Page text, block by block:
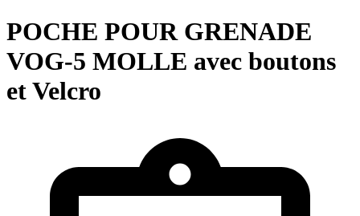
POCHE POUR GRENADE
VOG-5 MOLLE avec boutons
et Velcro